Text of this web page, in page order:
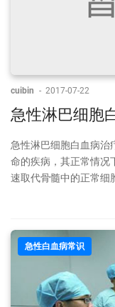
cuibin - 2017-07-22
急性淋巴细胞
急性淋巴细胞白血病治
命的疾病，其正常情况
速取代骨髓中的正常细
急性白血病常识